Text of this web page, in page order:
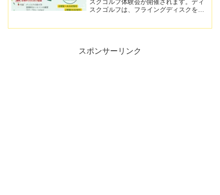
スクゴルフ体験会が開催されます。ディ
スクゴルフは、フライングディスクを投
スポンサーリンク